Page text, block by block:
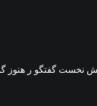
گفتگو ر هنوز